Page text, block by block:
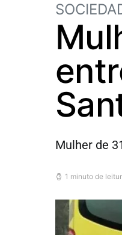
Mulher de
1 minuto de